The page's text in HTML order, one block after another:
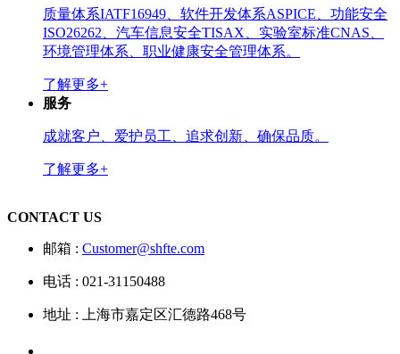
质量体系IATF16949、软件开发体系ASPICE、功能安全
ISO26262、汽车信息安全TISAX、实验室标准CNAS、
环境管理体系、职业健康安全管理体系。
了解更多+
服务
成就客户、爱护员工、追求创新、确保品质。
了解更多+
CONTACT US
邮箱 : Customer@shfte.com
电话 : 021-31150488
地址 : 上海市嘉定区汇德路468号